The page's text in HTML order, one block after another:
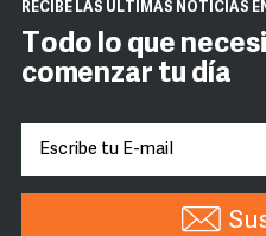
RECIBE LAS ÚLTIMAS NOTICIAS
Todo lo que
comenzar tu día